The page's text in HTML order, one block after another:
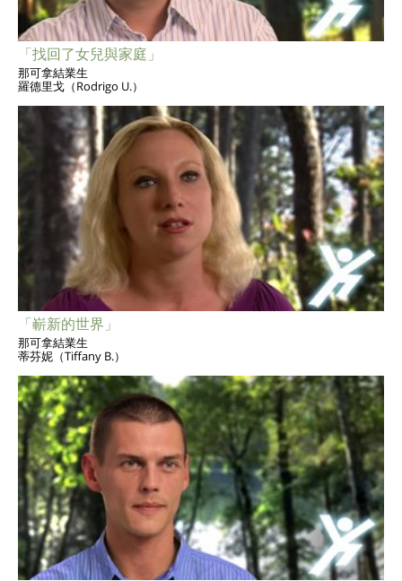
「找回了女兒與家庭」
那可拿結業生
羅德里戈（Rodrigo U.）
「嶄新的世界」
那可拿結業生
蒂芬妮（Tiffany B.）